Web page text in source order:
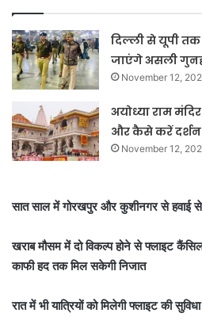
दिल्ली से यूपी
जाएंगे असली
November 12,
अयोध्या राम
और कैसे करें
November 12,
सात साल में गोरखपुर और कुशीनगर से हवाई
खराब मौसम में दो विकल्प होने से फ्लाइट
काफी हद तक मिल सकेगी निजात
रात में भी यात्रियों को मिलेगी फ्लाइट की सुविधा